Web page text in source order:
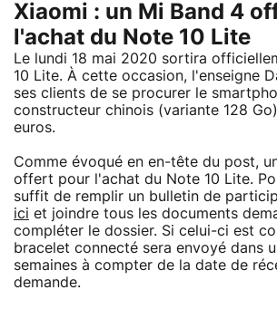
Xiaomi : un Mi Band 4
l'achat du Note 10 Lite
Le lundi 18 mai 2020 sortira
10 Lite. À cette occasion, l'enseigne
ses clients de se procurer le
constructeur chinois (variante 128
euros.
Comme évoqué en en-tête du post,
offert pour l'achat du Note 10 Lite.
suffit de remplir un bulletin de
ici et joindre tous les documents
compléter le dossier. Si celui-ci est
bracelet connecté sera envoyé dans
semaines à compter de la date de
demande.